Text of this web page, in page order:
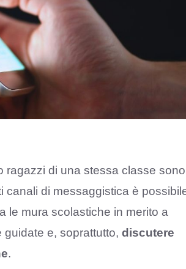
ragazzi di una stessa classe sono
canali di messaggistica è
le mura scolastiche in merito a
e, soprattutto, discutere
.